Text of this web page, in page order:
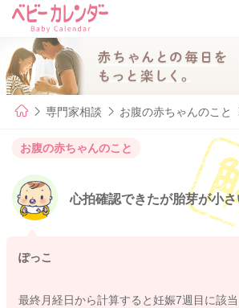
専門家相談 お腹の赤ちゃんのこと
お腹の赤ちゃんのこと
心拍確認できたが胎芽が小
ぽっこ
最終月経日から計算すると妊娠7週目に該当